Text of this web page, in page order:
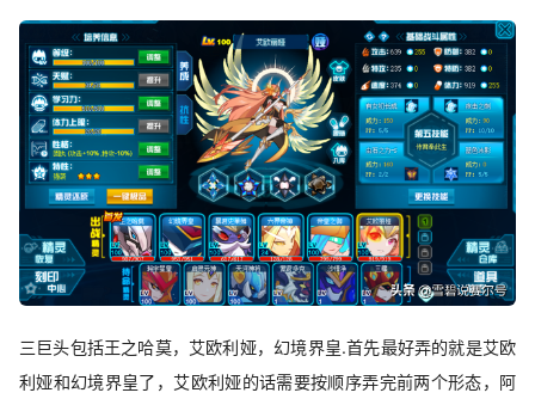
三巨头包括王之哈莫，艾欧利娅，幻境界皇.首先最好弄的就是艾欧
利娅和幻境界皇了，艾欧利娅的话需要按顺序弄完前两个形态，阿